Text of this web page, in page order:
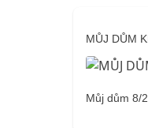
MŮJ DŮM
Můj dům 8/